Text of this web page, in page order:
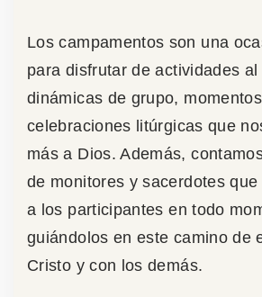
Los campamentos son una
para disfrutar de actividades al
dinámicas de grupo,
celebraciones litúrgicas que
más a Dios. Además,
de monitores y sacerdotes que
a los participantes en todo
guiándolos en este camino de
Cristo y con los demás.